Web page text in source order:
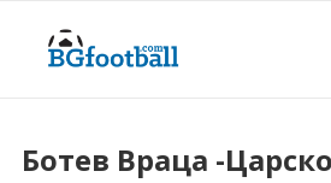
Ботев Враца -